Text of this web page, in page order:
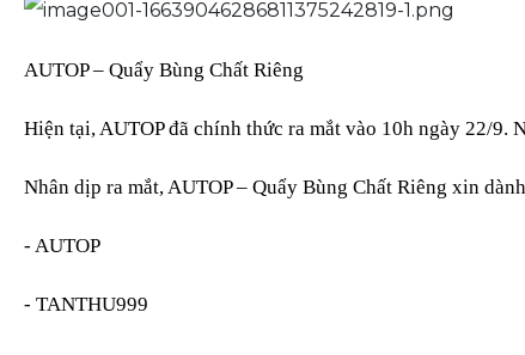
AUTOP – Quẩy Bùng Chất Riêng
Hiện tại, AUTOP đã chính thức ra mắt vào 10h ngày 22/
Nhân dịp ra mắt, AUTOP – Quẩy Bùng Chất Riêng xin
- AUTOP
- TANTHU999